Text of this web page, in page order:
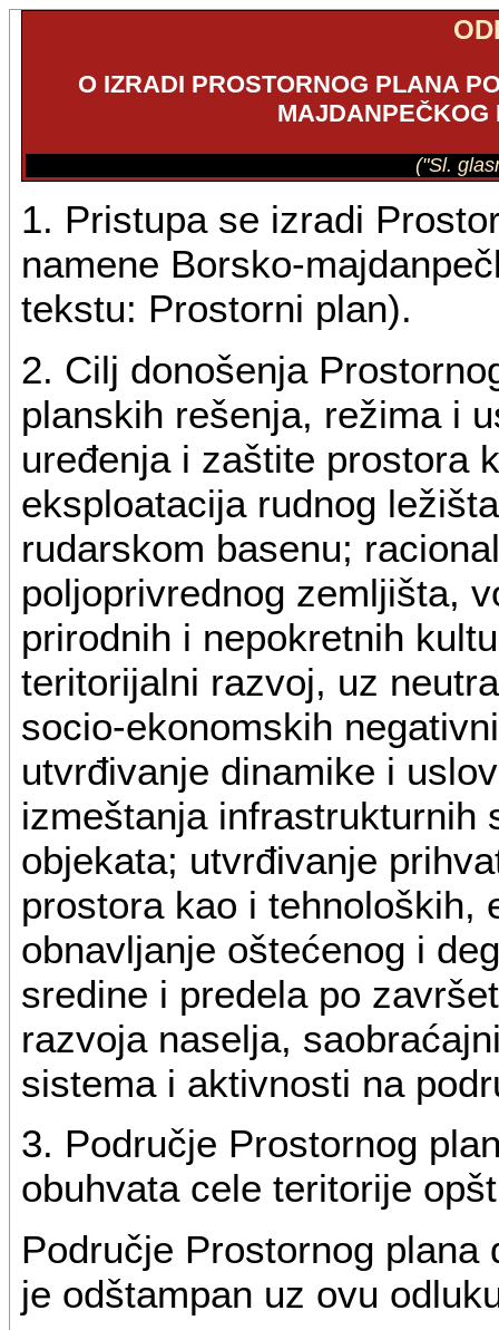
O IZRADI PROSTORNOG PLANA
("Sl.
1. Pristupa se izradi
namene Borsko-
tekstu: Prostorni plan).
2. Cilj donošenja
planskih rešenja, režima i
uređenja i zaštite prostora
eksploatacija rudnog
rudarskom basenu;
poljoprivrednog zemljišta,
prirodnih i nepokretnih
teritorijalni razvoj, uz
socio-ekonomskih
utvrđivanje dinamike i
izmeštanja infrastrukturnih
objekata; utvrđivanje
prostora kao i tehnoloških,
obnavljanje oštećenog i
sredine i predela po
razvoja naselja,
sistema i aktivnosti na
3. Područje Prostornog
obuhvata cele teritorije
Područje Prostornog
je odštampan uz ovu